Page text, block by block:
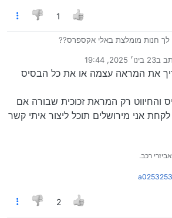
1
לך חנות מומלצת באלי אקספרס??
ב23 בינו׳ 2025, 19:44
לאחרונה על ידי
את המראה עצמה או את כל הבסיס
והחיווט רק המראת זכוכית שבורה אם
אני מירושלים תוכל ליצור איתי קשר
רכב.
2